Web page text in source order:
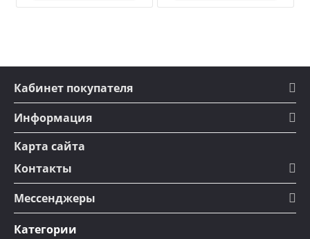
Кабинет покупателя
Информация
Карта сайта
Контакты
Мессенджеры
Категории